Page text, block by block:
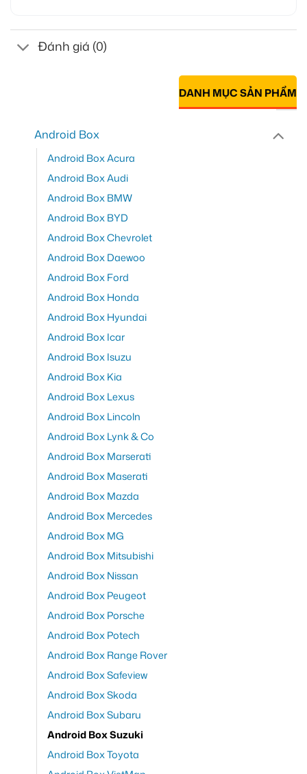
Đánh giá (0)
DANH MỤC SẢN PHẨM
Android Box
Android Box Acura
Android Box Audi
Android Box BMW
Android Box BYD
Android Box Chevrolet
Android Box Daewoo
Android Box Ford
Android Box Honda
Android Box Hyundai
Android Box Icar
Android Box Isuzu
Android Box Kia
Android Box Lexus
Android Box Lincoln
Android Box Lynk & Co
Android Box Marserati
Android Box Maserati
Android Box Mazda
Android Box Mercedes
Android Box MG
Android Box Mitsubishi
Android Box Nissan
Android Box Peugeot
Android Box Porsche
Android Box Potech
Android Box Range Rover
Android Box Safeview
Android Box Skoda
Android Box Subaru
Android Box Suzuki
Android Box Toyota